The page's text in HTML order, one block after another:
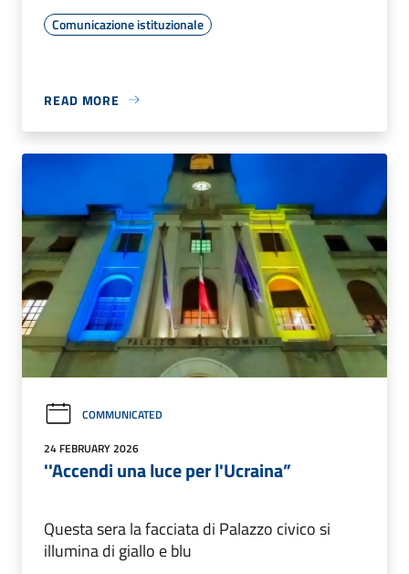
Comunicazione istituzionale
READ MORE
COMMUNICATED
24 FEBRUARY 2026
''Accendi una luce per l'Ucraina”
Questa sera la facciata di Palazzo civico si
illumina di giallo e blu